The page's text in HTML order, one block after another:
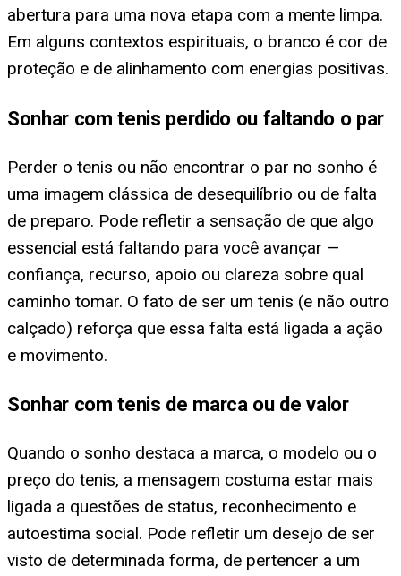
abertura para uma nova etapa com a mente limpa.
Em alguns contextos espirituais, o branco é cor de
proteção e de alinhamento com energias positivas.
Sonhar com tenis perdido ou faltando o par
Perder o tenis ou não encontrar o par no sonho é
uma imagem clássica de desequilíbrio ou de falta
de preparo. Pode refletir a sensação de que algo
essencial está faltando para você avançar —
confiança, recurso, apoio ou clareza sobre qual
caminho tomar. O fato de ser um tenis (e não outro
calçado) reforça que essa falta está ligada a ação
e movimento.
Sonhar com tenis de marca ou de valor
Quando o sonho destaca a marca, o modelo ou o
preço do tenis, a mensagem costuma estar mais
ligada a questões de status, reconhecimento e
autoestima social. Pode refletir um desejo de ser
visto de determinada forma, de pertencer a um